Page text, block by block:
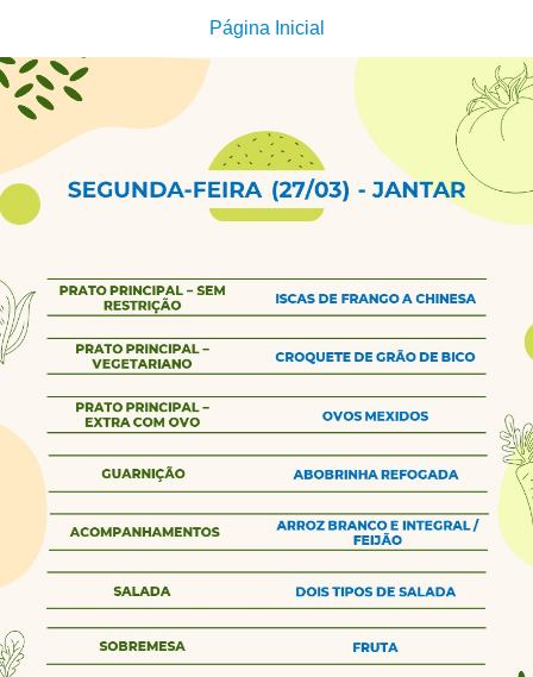
Página Inicial